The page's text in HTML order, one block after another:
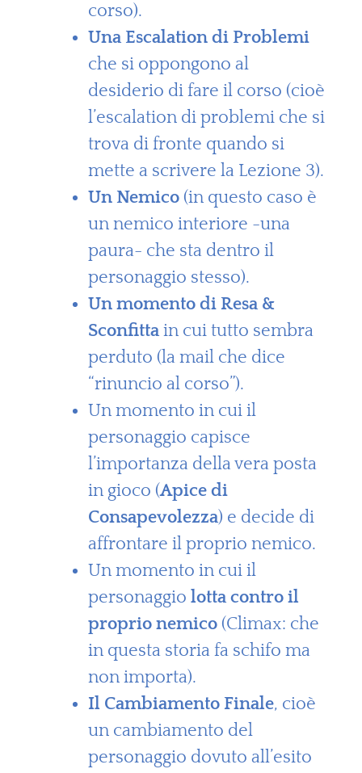
corso).
Una Escalation di Problemi
che si oppongono al
desiderio di fare il corso (cioè
l’escalation di problemi che si
trova di fronte quando si
mette a scrivere la Lezione 3).
Un Nemico (in questo caso è
un nemico interiore -una
paura- che sta dentro il
personaggio stesso).
Un momento di Resa &
Sconfitta in cui tutto sembra
perduto (la mail che dice
“rinuncio al corso”).
Un momento in cui il
personaggio capisce
l’importanza della vera posta
in gioco (Apice di
Consapevolezza) e decide di
affrontare il proprio nemico.
Un momento in cui il
personaggio lotta contro il
proprio nemico (Climax: che
in questa storia fa schifo ma
non importa).
Il Cambiamento Finale, cioè
un cambiamento del
personaggio dovuto all’esito